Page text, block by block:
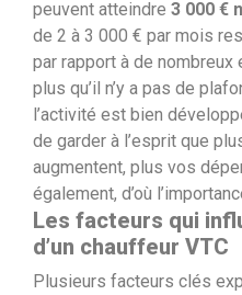
peuvent atteindre 3 000 €
de 2 à 3 000 € par mois
par rapport à de nombreux
plus qu’il n’y a pas de
l’activité est bien
de garder à l’esprit que
augmentent, plus vos
également, d’où
Les facteurs qui
d’un chauffeur VTC
Plusieurs facteurs clés